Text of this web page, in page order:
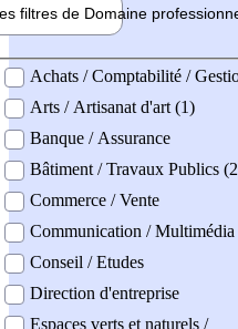
filtres de Domaine pro
professionel
Achats / Comptabilité /
Arts / Artisanat d'art (1)
Banque / Assurance
Bâtiment / Travaux Publics
Commerce / Vente
Communication / Multimédia
Conseil / Etudes
Direction d'entreprise
Espaces verts et naturels /